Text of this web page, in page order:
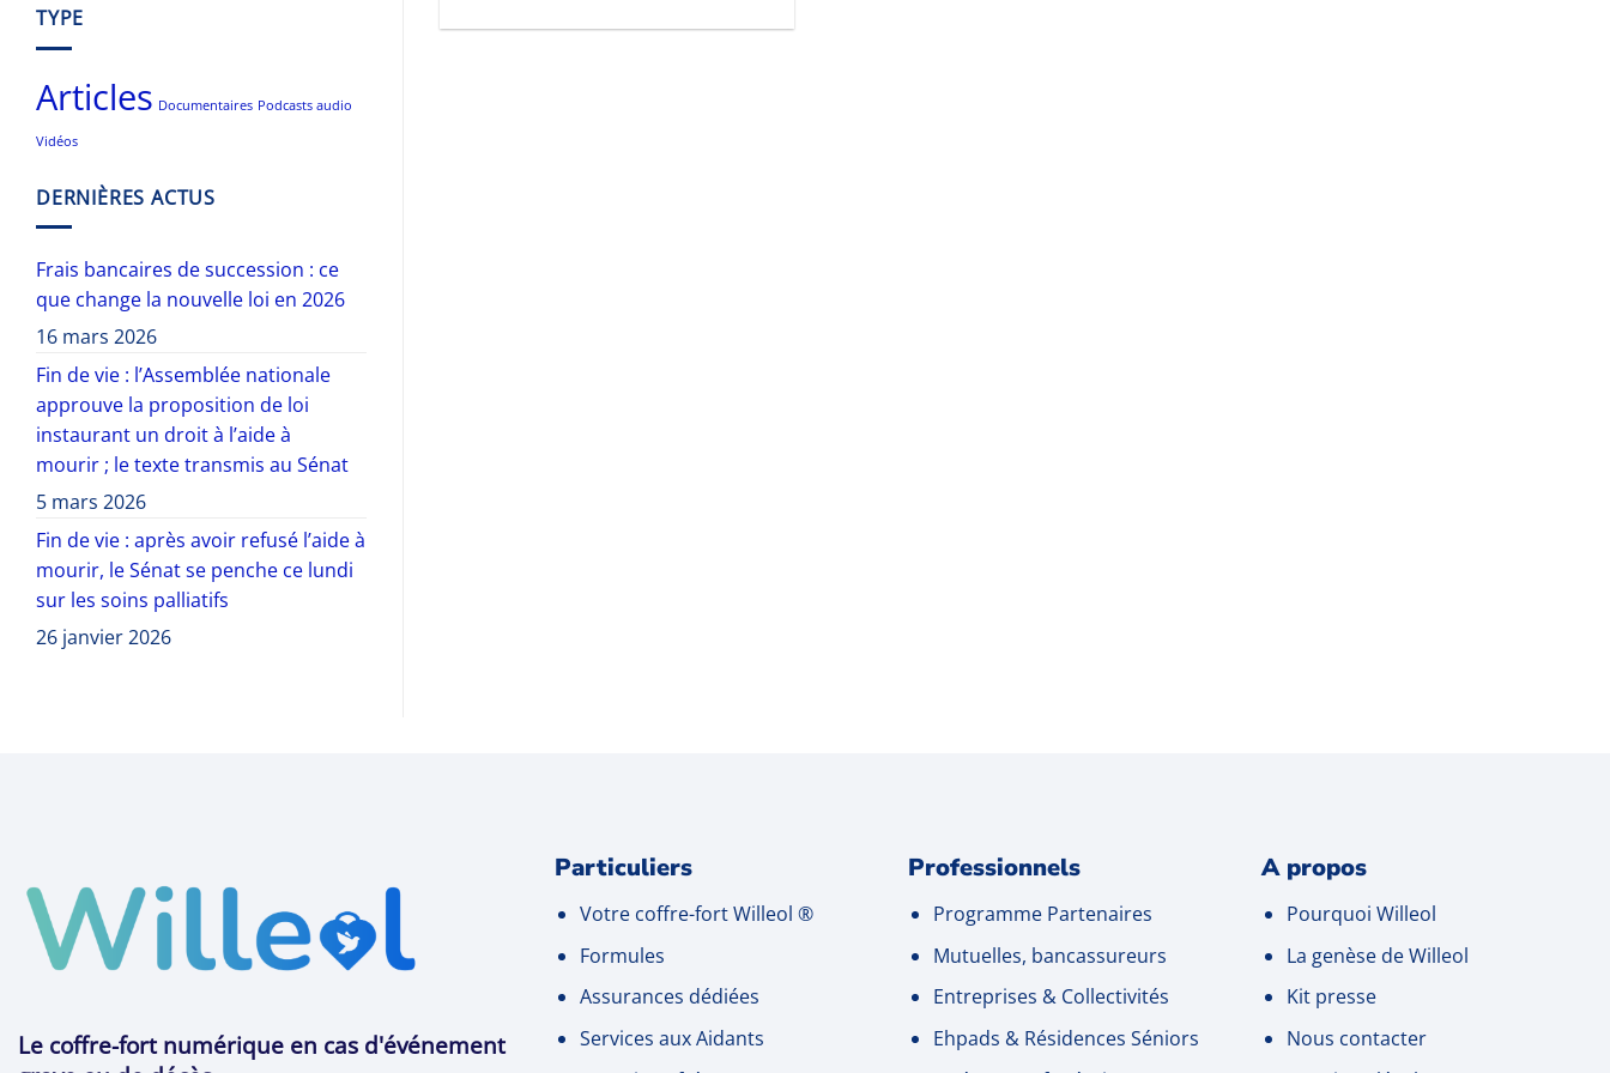
TYPE
Articles Documentaires Podcasts audio
Vidéos
DERNIÈRES ACTUS
Frais bancaires de succession : ce
que change la nouvelle loi en 2026
16 mars 2026
Fin de vie : l’Assemblée nationale
approuve la proposition de loi
instaurant un droit à l’aide à
mourir ; le texte transmis au Sénat
5 mars 2026
Fin de vie : après avoir refusé l’aide à
mourir, le Sénat se penche ce lundi
sur les soins palliatifs
26 janvier 2026
Le coffre-fort numérique en cas d'événement
Particuliers
Votre coffre-fort Willeol ®
Formules
Assurances dédiées
Services aux Aidants
Professionnels
Programme Partenaires
Mutuelles, bancassureurs
Entreprises & Collectivités
Ehpads & Résidences Séniors
A propos
Pourquoi Willeol
La genèse de Willeol
Kit presse
Nous contacter